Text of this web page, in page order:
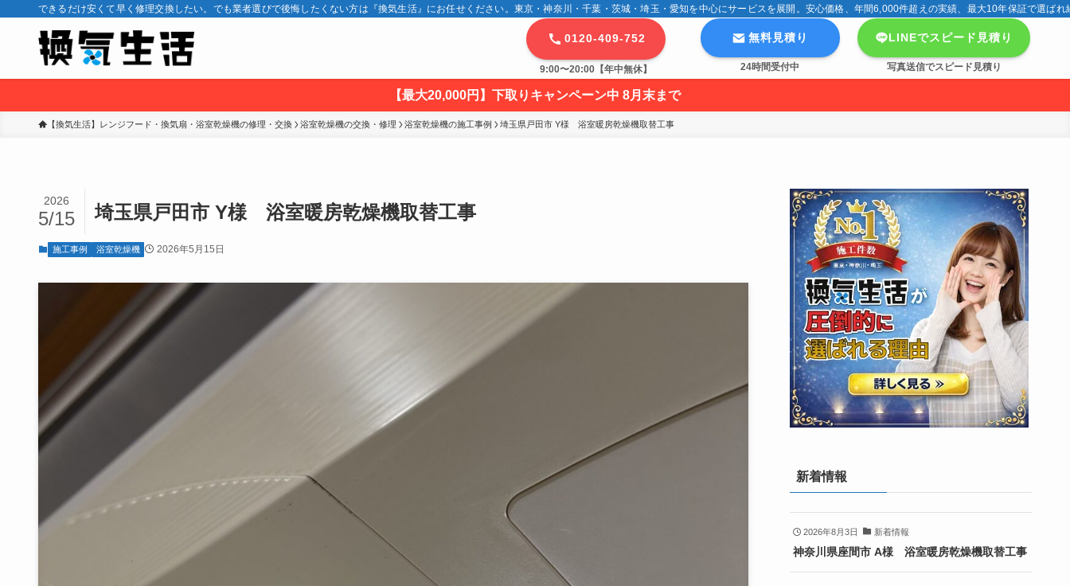
できるだけ安くて早く修理交換したい。でも業者選びで後悔したくない方は『換気生活』にお任せください。東京・神奈川・千葉・茨城・埼玉・愛知を中心にサービスを展開。安心価格、年間6,000件超えの実績、最大10年保証で選ばれ
0120-409-752
9:00〜20:00【年中無休】
無料見積り
24時間受付中
LINEでスピード見積り
写真送信でスピード見積り
【最大20,000円】下取りキャンペーン中 8月末まで
【換気生活】レンジフード・換気扇・浴室乾燥機の修理・交換 浴室乾燥機の交換・修理 浴室乾燥機の施工事例 埼玉県戸田市 Y様　浴室暖房乾燥機取替工事
埼玉県戸田市 Y様 浴室暖房乾燥機取替工事
2026
5/15
施工事例 浴室乾燥機 2026年5月15日
新着情報
2026年8月3日 新着情報
神奈川県座間市 A様 浴室暖房乾燥機取替工事